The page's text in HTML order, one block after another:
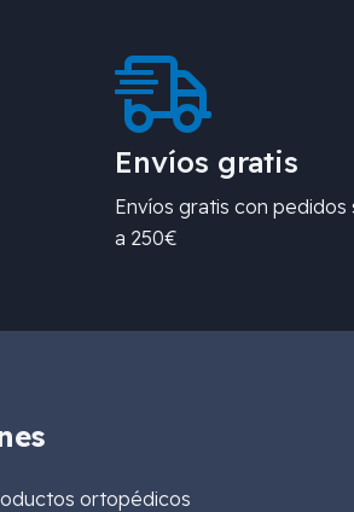
Envíos gratis
Envíos gratis con pedidos
a 250€
ortopédicos